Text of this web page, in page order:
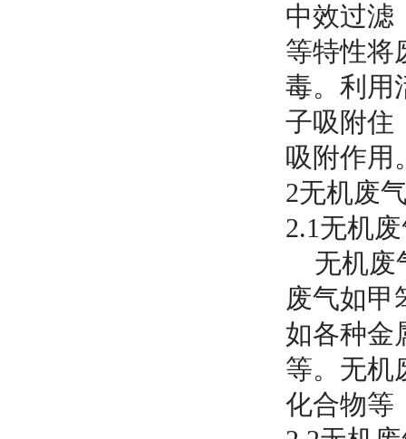
中效过滤
等特性将
毒。利用
子吸附住
吸附作用
2无机废
2.1无机
无机废
废气如甲
如各种金
等。无机
化合物等